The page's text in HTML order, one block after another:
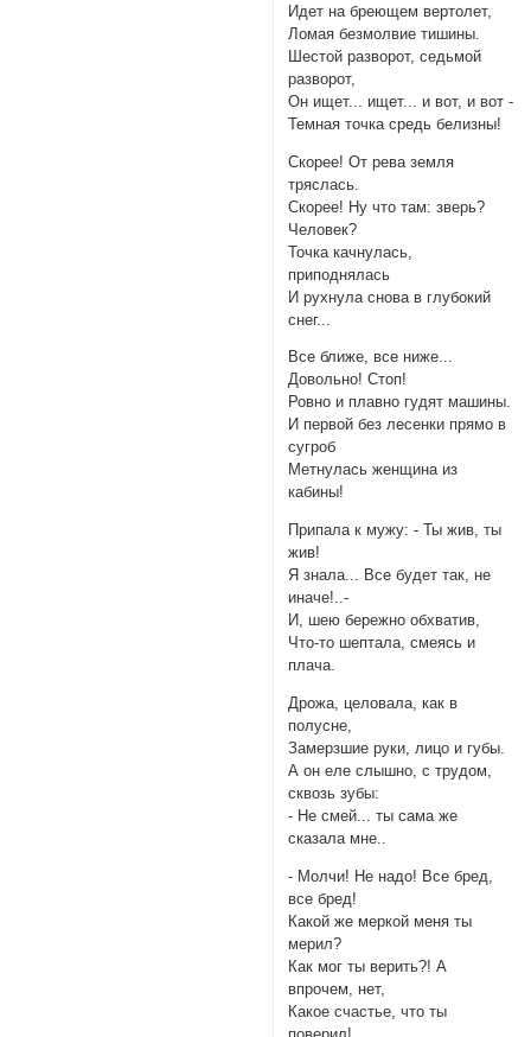
Идет на бреющем вертолет,
Ломая безмолвие тишины.
Шестой разворот, седьмой
разворот,
Он ищет... ищет... и вот, и вот -
Темная точка средь белизны!
Скорее! От рева земля
тряслась.
Скорее! Ну что там: зверь?
Человек?
Точка качнулась,
приподнялась
И рухнула снова в глубокий
снег...
Все ближе, все ниже...
Довольно! Стоп!
Ровно и плавно гудят машины.
И первой без лесенки прямо в
сугроб
Метнулась женщина из
кабины!
Припала к мужу: - Ты жив, ты
жив!
Я знала... Все будет так, не
иначе!..-
И, шею бережно обхватив,
Что-то шептала, смеясь и
плача.
Дрожа, целовала, как в
полусне,
Замерзшие руки, лицо и губы.
А он еле слышно, с трудом,
сквозь зубы:
- Не смей... ты сама же
сказала мне..
- Молчи! Не надо! Все бред,
все бред!
Какой же меркой меня ты
мерил?
Как мог ты верить?! А
впрочем, нет,
Какое счастье, что ты